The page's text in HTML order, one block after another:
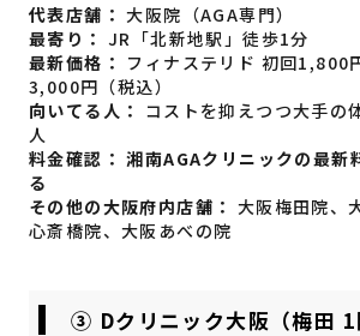
代表店舗： 大阪院（AGA専門）
最寄り： JR「北新地駅」徒歩1分
最新価格： フィナステリド 初回1,800
3,000円（税込）
向いてる人： コストを抑えつつ大手の
人
料金確認： 湘南AGAクリニックの最新
る
その他の大阪府内店舗： 大阪梅田院、
心斎橋院、大阪あべの院
③ Dクリニック大阪（梅田 1